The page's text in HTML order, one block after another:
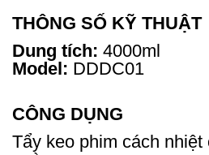
THÔNG SỐ KỸ THUẬT
Dung tích: 4000ml
Model: DDDC01
CÔNG DỤNG
Tẩy keo phim cách nhiệt